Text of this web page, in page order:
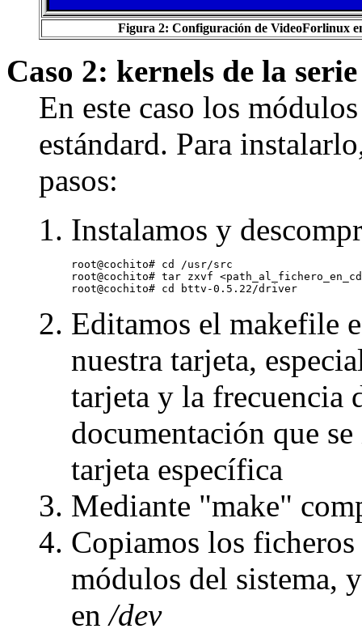
Figura 2: Configuración de VideoForlinux
Caso 2: kernels de la
En este caso los
estándard. Para
pasos:
Instalamos y
root@cochito# cd /usr/src
root@cochito# tar zxvf
Editamos el makefile
nuestra tarjeta,
tarjeta y la frecuencia
documentación que
tarjeta específica
Mediante "make"
Copiamos los
módulos del sistema,
en/dev